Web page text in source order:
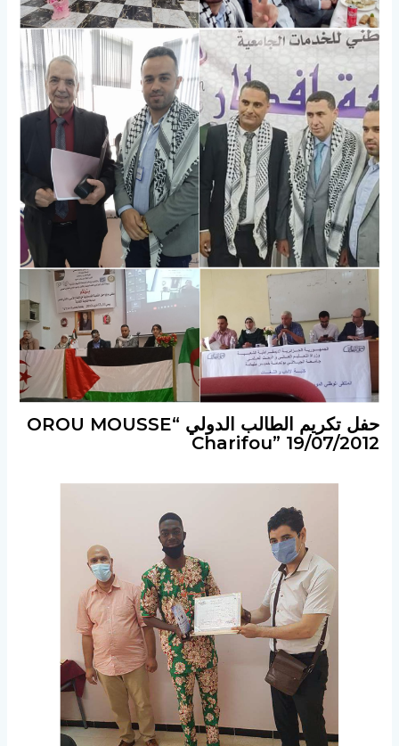
حفل تكريم الطالب الدولي “OROU MOUSSE
Charifou” 19/07/2012